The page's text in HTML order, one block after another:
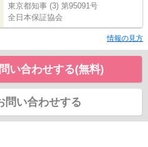
東京都知事 (3) 第95091号
全日本保証協会
情報の見方
い合わせする(無料)
問い合わせする